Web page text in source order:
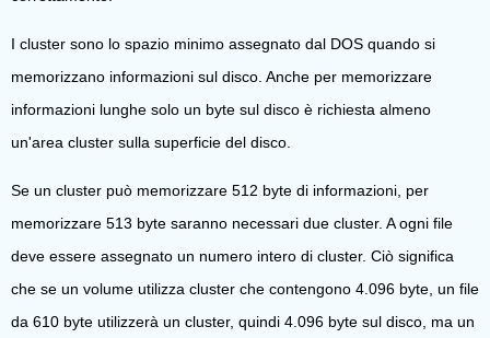
I cluster sono lo spazio minimo assegnato dal DOS quando si
memorizzano informazioni sul disco. Anche per memorizzare
informazioni lunghe solo un byte sul disco è richiesta almeno
un'area cluster sulla superficie del disco.
Se un cluster può memorizzare 512 byte di informazioni, per
memorizzare 513 byte saranno necessari due cluster. A ogni file
deve essere assegnato un numero intero di cluster. Ciò significa
che se un volume utilizza cluster che contengono 4.096 byte, un file
da 610 byte utilizzerà un cluster, quindi 4.096 byte sul disco, ma un